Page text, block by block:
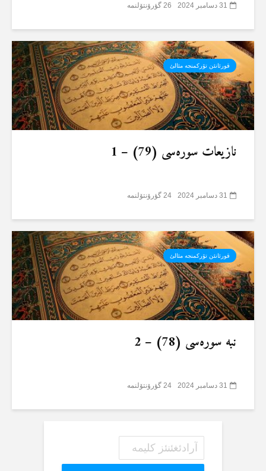
31 دسامبر 2024 26 گؤرۆنتۆلنمە
قورئانئن تۆرکمنجە مئالئ
نازیعات سورەسی (79) – 1
31 دسامبر 2024 24 گؤرۆنتۆلنمە
قورئانئن تۆرکمنجە مئالئ
نبە سورەسی (78) – 2
31 دسامبر 2024 24 گؤرۆنتۆلنمە